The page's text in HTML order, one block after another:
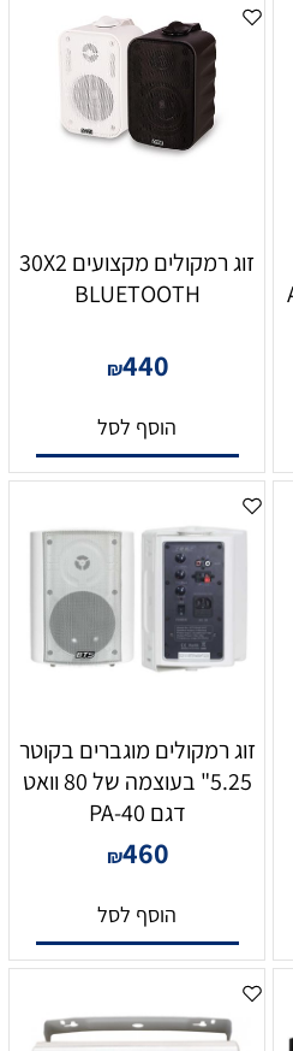
זוג רמקולים מקצועים 30X2
BLUETOOTH
₪440
הוסף לסל
זוג רמקולים מוגברים בקוטר
5.25" בעוצמה של 80 וואט
דגם PA-40
₪460
הוסף לסל